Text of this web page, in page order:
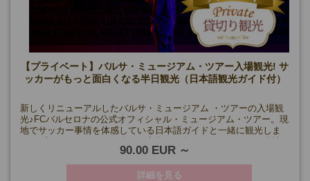
【プライベート】バルサ・ミュージアム・ツアー入場観光! サ
ッカーがもっと面白くなる半日観光（日本語観光ガイド付）
新しくリニューアルしたバルサ・ミュージアム ・ツアーの入場観
光♪FCバルセロナの公式オフィシャル・ミュージアム・ツアー。現
地でサッカー事情を体感している日本語ガイドと一緒に観光しま
情報をじっくりと聞けるチャンスです。
90.00 EUR
詳細を見る